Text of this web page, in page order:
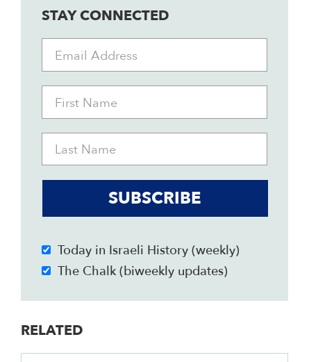
STAY CONNECTED
SUBSCRIBE
Today in Israeli History (weekly)
The Chalk (biweekly updates)
RELATED